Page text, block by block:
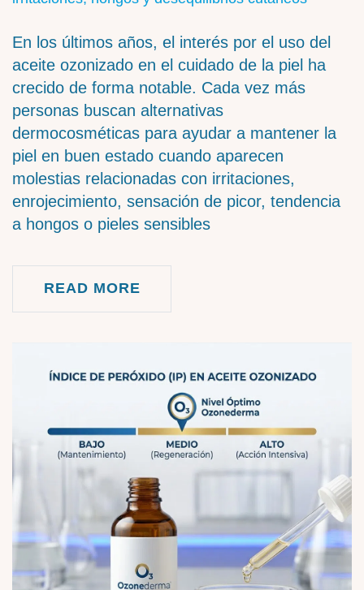
En los últimos años, el interés por el uso del
aceite ozonizado en el cuidado de la piel ha
crecido de forma notable. Cada vez más
personas buscan alternativas
dermocosméticas para ayudar a mantener la
piel en buen estado cuando aparecen
molestias relacionadas con irritaciones,
enrojecimiento, sensación de picor, tendencia
a hongos o pieles sensibles
READ MORE